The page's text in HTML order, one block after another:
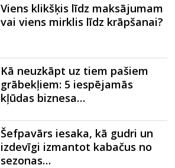
Viens klikšķis līdz maksājumam
vai viens mirklis līdz krāpšanai?
Kā neuzkāpt uz tiem pašiem
grābekļiem: 5 iespējamās
kļūdas biznesa…
Šefpavārs iesaka, kā gudri un
izdevīgi izmantot kabačus no
sezonas…